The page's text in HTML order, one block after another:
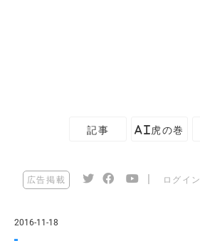
記事 AI虎の巻
広告掲載 ログイン
2016-11-18